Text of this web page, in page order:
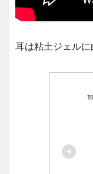
耳は粘土ジェル